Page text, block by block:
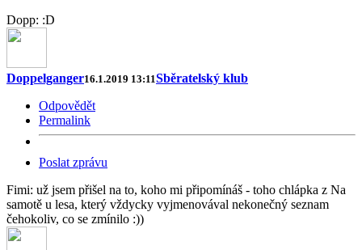
Dopp: :D
Doppelganger16.1.2019 13:11Sběratelský klub
Odpovědět
Permalink
Poslat zprávu
Fimi: už jsem přišel na to, koho mi připomínáš - toho chlápka z Na
samotě u lesa, který vždycky vyjmenovával nekonečný seznam
čehokoliv, co se zmínilo :))